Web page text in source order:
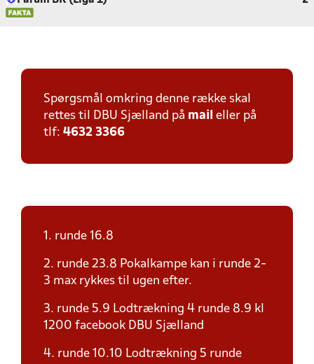
Spørgsmål omkring denne række skal
rettes til DBU Sjælland på mail eller på
tlf: 4632 3366
1. runde 16.8
2. runde 23.8 Pokalkampe kan i runde 2-
3 max rykkes til ugen efter.
3. runde 5.9 Lodtrækning 4 runde 8.9 kl
1200 facebook DBU Sjælland
4. runde 10.10 Lodtrækning 5 runde